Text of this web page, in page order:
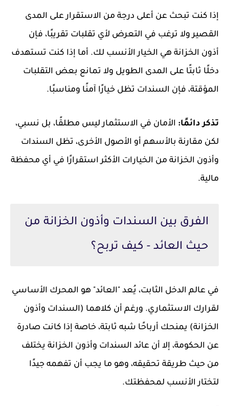
إذا كنت تبحث عن أعلى درجة من الاستقرار على المدى
القصير ولا ترغب في التعرض لأي تقلبات تقريبًا، فإن
أذون الخزانة هي الخيار الأنسب لك. أما إذا كنت تستهدف
دخلًا ثابتًا على المدى الطويل ولا تمانع بعض التقلبات
المؤقتة، فإن السندات تظل خيارًا آمنًا ومناسبًا.
تذكر دائمًا: الأمان في الاستثمار ليس مطلقًا، بل نسبي،
لكن مقارنة بالأسهم أو الأصول الأخرى، تظل السندات
وأذون الخزانة من الخيارات الأكثر استقرارًا في أي محفظة
مالية.
الفرق بين السندات وأذون الخزانة من
حيث العائد - كيف تربح؟
في عالم الدخل الثابت، يُعد "العائد" هو المحرك الأساسي
لقرارك الاستثماري. ورغم أن كلاهما (السندات وأذون
الخزانة) يمنحك أرباحًا شبه ثابتة، خاصة إذا كانت صادرة
عن الحكومة، إلا أن عائد السندات وأذون الخزانة يختلف
من حيث طريقة تحقيقه، وهو ما يجب أن تفهمه جيدًا
لتختار الأنسب لمحفظتك.